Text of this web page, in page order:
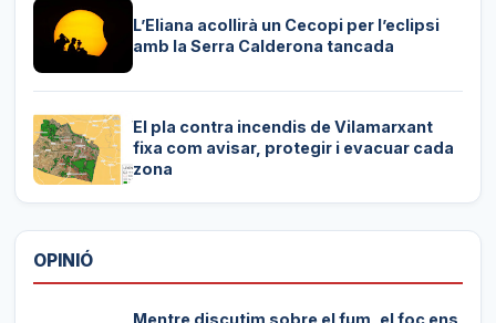
L’Eliana acollirà un Cecopi per l’eclipsi
amb la Serra Calderona tancada
El pla contra incendis de Vilamarxant
fixa com avisar, protegir i evacuar cada
zona
OPINIÓ
Mentre discutim sobre el fum, el foc ens